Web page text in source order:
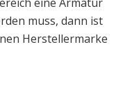
muss, dann ist
Herstellermarke